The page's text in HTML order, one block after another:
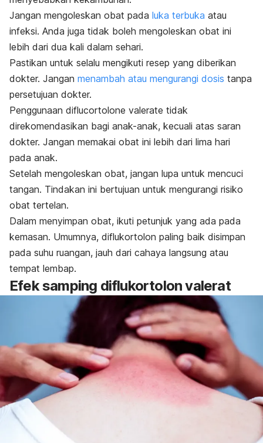
Jangan mengoleskan obat pada luka terbuka atau
infeksi. Anda juga tidak boleh mengoleskan obat ini
lebih dari dua kali dalam sehari.
Pastikan untuk selalu mengikuti resep yang diberikan
dokter. Jangan menambah atau mengurangi dosis tanpa
persetujuan dokter.
Penggunaan diflucortolone valerate tidak
direkomendasikan bagi anak-anak, kecuali atas saran
dokter. Jangan memakai obat ini lebih dari lima hari
pada anak.
Setelah mengoleskan obat, jangan lupa untuk mencuci
tangan. Tindakan ini bertujuan untuk mengurangi risiko
obat tertelan.
Dalam menyimpan obat, ikuti petunjuk yang ada pada
kemasan. Umumnya, diflukortolon paling baik disimpan
pada suhu ruangan, jauh dari cahaya langsung atau
tempat lembap.
Efek samping diflukortolon valerat